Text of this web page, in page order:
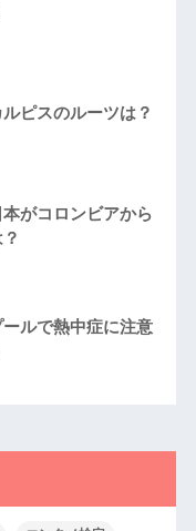
ピスのルーツは？
がコロンビアから
ルで熱中症に注意